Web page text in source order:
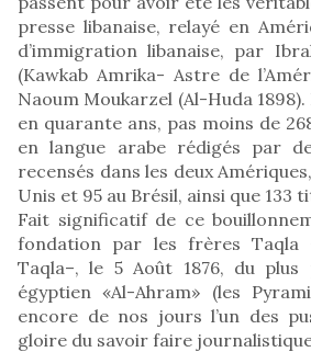
presse libanaise, relayé en
d’immigration libanaise, par
(Kawkab Amrika- Astre de
Naoum Moukarzel (Al-Huda 1898).
en quarante ans, pas moins de
en langue arabe rédigés par
recensés dans les deux
Unis et 95 au Brésil, ainsi que 133
Fait significatif de ce
fondation par les frères Taqla
Taqla–, le 5 Août 1876, du plus
égyptien «Al-Ahram» (les
encore de nos jours l’un des
gloire du savoir faire journalistique